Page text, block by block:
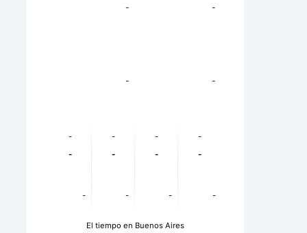
- -
- -
-
-
-
-
-
-
-
-
-
-
-
-
El tiempo en Buenos Aires